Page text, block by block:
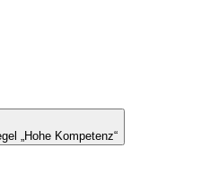
„Hohe Kompetenz“